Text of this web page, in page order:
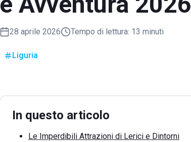
28 aprile 2026 Tempo di lettura: 13 minuti
Liguria
In questo articolo
Le Imperdibili Attrazioni di Lerici e Dintorni